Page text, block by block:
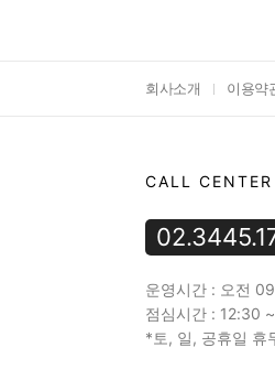
회사소개 이용약
CALL CENTER
운영시간 : 오전
점심시간 : 12:30
*토, 일, 공휴일 휴